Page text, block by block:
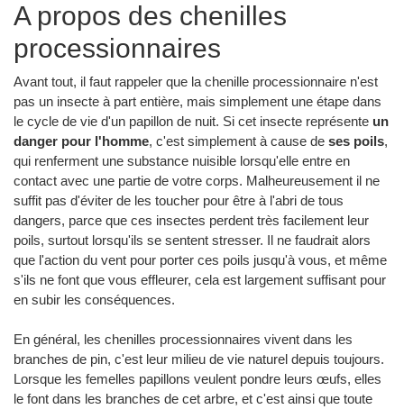
A propos des chenilles
processionnaires
Avant tout, il faut rappeler que la chenille processionnaire n'est
pas un insecte à part entière, mais simplement une étape dans
le cycle de vie d'un papillon de nuit. Si cet insecte représente un
danger pour l'homme, c'est simplement à cause de ses poils,
qui renferment une substance nuisible lorsqu'elle entre en
contact avec une partie de votre corps. Malheureusement il ne
suffit pas d'éviter de les toucher pour être à l'abri de tous
dangers, parce que ces insectes perdent très facilement leur
poils, surtout lorsqu'ils se sentent stresser. Il ne faudrait alors
que l'action du vent pour porter ces poils jusqu'à vous, et même
s'ils ne font que vous effleurer, cela est largement suffisant pour
en subir les conséquences.
En général, les chenilles processionnaires vivent dans les
branches de pin, c'est leur milieu de vie naturel depuis toujours.
Lorsque les femelles papillons veulent pondre leurs œufs, elles
le font dans les branches de cet arbre, et c'est ainsi que toute